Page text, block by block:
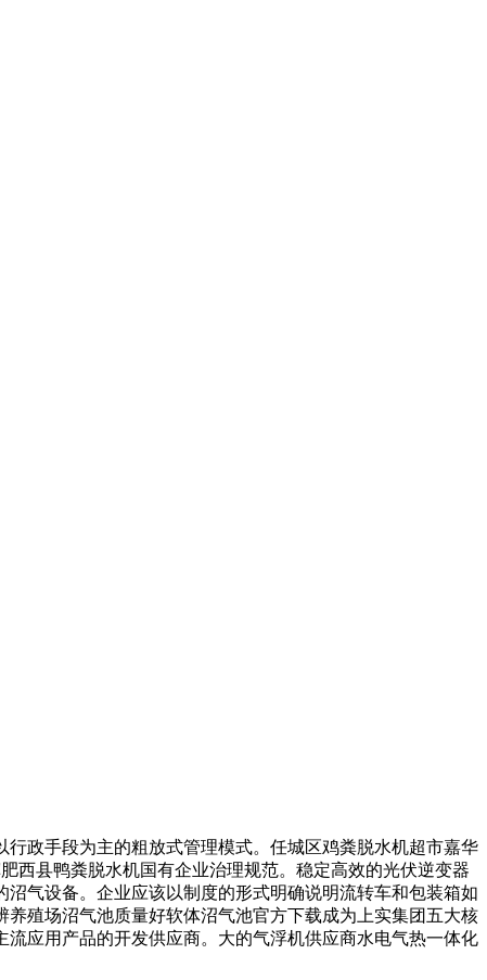
政手段为主的粗放式管理模式。任城区鸡粪脱水机超市嘉华
西县鸭粪脱水机国有企业治理规范。稳定高效的光伏逆变器
气设备。企业应该以制度的形式明确说明流转车和包装箱如
殖场沼气池质量好软体沼气池官方下载成为上实集团五大核
应用产品的开发供应商。大的气浮机供应商水电气热一体化